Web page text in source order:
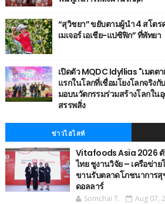
“สุวิชยา” ขยับตามผู้นำ 4 สโตร
เมเจอร์ เอเชีย-แปซิฟิก” ที่พัทยา
เปิดตัว MQDC Idyllias "เมต
แรกในโลกที่เชื่อมโยงโลกจริง
มอบนวัตกรรมร่วมสร้างโลกใน
สรรพสิ่ง
ข่าวไฮไลท์
Vitafoods Asia 2026 ตั
ไทย ชูงานวิจัย – เครือข่า
ขานรับตลาดโภชนาการ
ดอลลาร์
Somchai T. Aug 07,